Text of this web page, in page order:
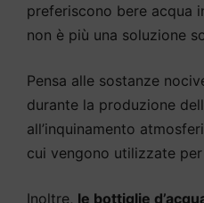
preferiscono bere acqua
non è più una soluzione
Pensa alle sostanze
durante la produzione
all’inquinamento
cui vengono utilizzate
Inoltre, le bottiglie